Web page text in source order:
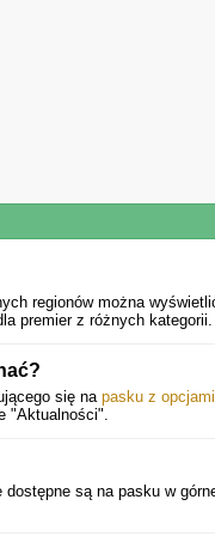
regionów można
premier z różnych kategorii.
się napasku z opcjami
"Aktualności".
dostępne są na pasku w